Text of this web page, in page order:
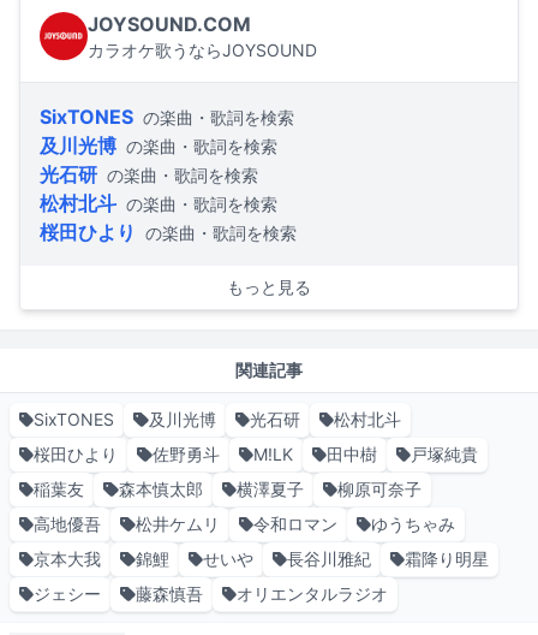
JOYSOUND.COM
カラオケ歌うならJOYSOUND
SixTONES の楽曲・歌詞を検索
及川光博 の楽曲・歌詞を検索
光石研 の楽曲・歌詞を検索
松村北斗 の楽曲・歌詞を検索
桜田ひより の楽曲・歌詞を検索
もっと見る
関連記事
SixTONES 及川光博 光石研
松村北斗
桜田ひより
佐野勇斗 M!LK 田中樹
戸塚純貴
稲葉友
森本慎太郎 横澤夏子
柳原可奈子
高地優吾
松井ケムリ 令和ロマン
ゆうちゃみ
京本大我
錦鯉 せいや 長谷川雅紀
霜降り明星
ジェシー
藤森慎吾 オリエンタルラジオ